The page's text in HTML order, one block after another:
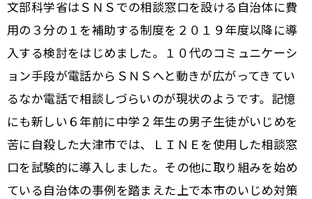
文部科学省はＳＮＳでの相談窓口を設ける自治体に費
用の３分の１を補助する制度を２０１９年度以降に導
入する検討をはじめました。１０代のコミュニケーシ
ョン手段が電話からＳＮＳへと動きが広がってきてい
るなか電話で相談しづらいのが現状のようです。記憶
にも新しい６年前に中学２年生の男子生徒がいじめを
苦に自殺した大津市では、ＬＩＮＥを使用した相談窓
口を試験的に導入しました。その他に取り組みを始め
ている自治体の事例を踏まえた上で本市のいじめ対策